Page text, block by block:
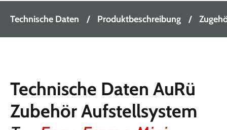
Technische Daten Produktbeschreibung
Technische Daten AuRü
Zubehör Aufstellsystem